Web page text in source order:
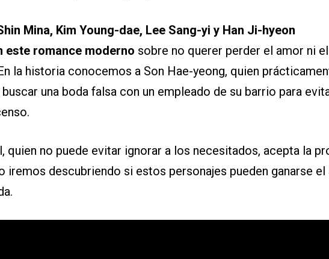
Mina, Kim Young-dae, Lee Sang-yi y Han Ji-hyeon
este romance moderno sobre no querer perder el amor ni
la historia conocemos a Son Hae-yeong, quien
una boda falsa con un empleado de su barrio para
quien no puede evitar ignorar a los necesitados, acepta la
iremos descubriendo si estos personajes pueden ganarse el